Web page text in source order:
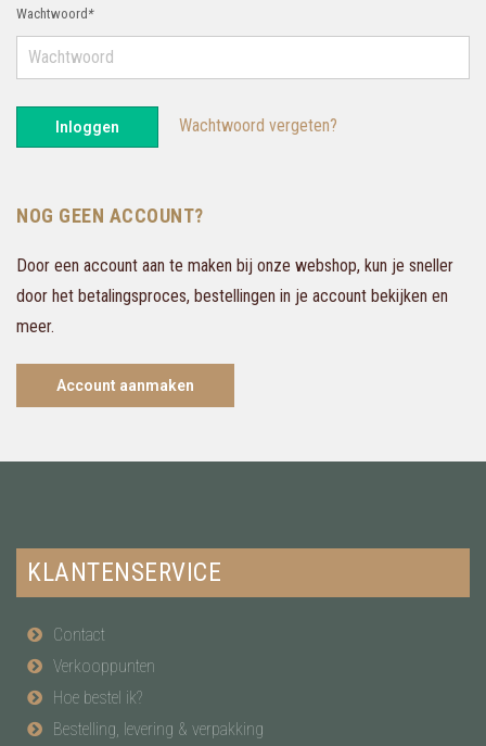
Wachtwoord *
Inloggen Wachtwoord vergeten?
NOG GEEN ACCOUNT?
Door een account aan te maken bij onze webshop, kun je sneller
door het betalingsproces, bestellingen in je account bekijken en
meer.
Account aanmaken
KLANTENSERVICE
Contact
Verkooppunten
Hoe bestel ik?
Bestelling, levering & verpakking